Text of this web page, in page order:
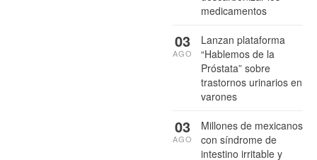
medicamentos
Lanzan plataforma
“Hablemos de la
Próstata” sobre
trastornos urinarios en
varones
03
AGO
Millones de mexicanos
con síndrome de
intestino irritable y
03
AGO